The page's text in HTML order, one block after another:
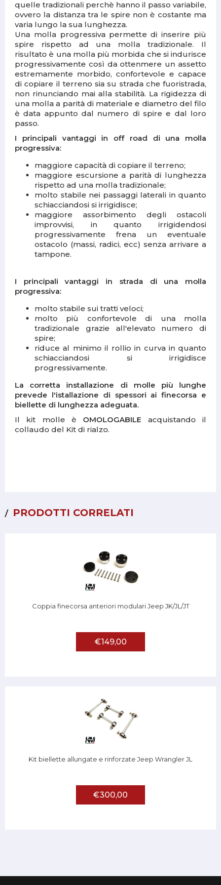
quelle tradizionali perchè hanno il passo variabile,
ovvero la distanza tra le spire non è costante ma
varia lungo la sua lunghezza.
Una molla progressiva permette di inserire più
spire rispetto ad una molla tradizionale. Il
risultato è una molla più morbida che si indurisce
progressivamente così da ottenmere un assetto
estremamente morbido, confortevole e capace
di copiare il terreno sia su strada che fuoristrada,
non rinunciando mai alla stabilità. La rigidezza di
una molla a parità di materiale e diametro del filo
è data appunto dal numero di spire e dal loro
passo.
I principali vantaggi in off road di una molla
progressiva:
maggiore capacità di copiare il terreno;
maggiore escursione a parità di lunghezza
rispetto ad una molla tradizionale;
molto stabile nei passaggi laterali in quanto
schiacciandosi si irrigidisce;
maggiore assorbimento degli ostacoli
improvvisi, in quanto irrigidendosi
progressivamente frena un eventuale
ostacolo (massi, radici, ecc) senza arrivare a
tampone.
I principali vantaggi in strada di una molla
progressiva:
molto stabile sui tratti veloci;
molto più confortevole di una molla
tradizionale grazie all'elevato numero di
spire;
riduce al minimo il rollio in curva in quanto
schiacciandosi si irrigidisce
progressivamente.
La corretta installazione di molle più lunghe
prevede l'istallazione di spessori ai finecorsa e
biellette di lunghezza adeguata.
Il kit molle è OMOLOGABILE acquistando il
collaudo del Kit di rialzo.
PRODOTTI CORRELATI
Coppia finecorsa anteriori modulari Jeep JK/JL/JT
€149,00
Kit biellette allungate e rinforzate Jeep Wrangler JL
€300,00